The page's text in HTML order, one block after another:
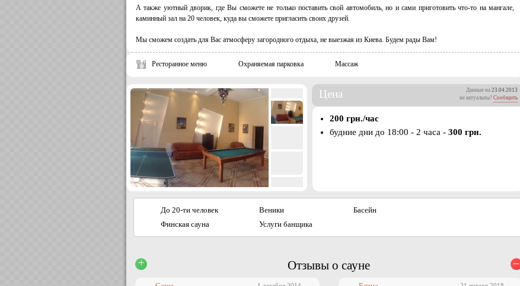
А также уютный дворик, где Вы сможете не только поставить свой автомобиль, но и сами приготовить что-то на мангале,
каминный зал на 20 человек, куда вы сможете пригласить своих друзей.
Мы сможем создать для Вас атмосферу загородного отдыха, не выезжая из Киева. Будем рады Вам!
Ресторанное меню Охраняемая парковка Массаж
Цена Данные на 23.04.2013
не актуальны? Сообщить
200 грн./час
будние дни до 18:00 - 2 часа - 300 грн.
До 20-ти человек
Финская сауна
Веники
Услуги банщика
Басейн
+ –
Отзывы о сауне